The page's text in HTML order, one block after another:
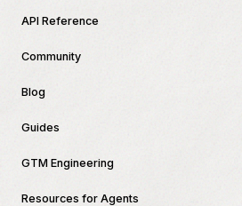
API Reference
Community
Blog
Guides
GTM Engineering
Resources for Agents